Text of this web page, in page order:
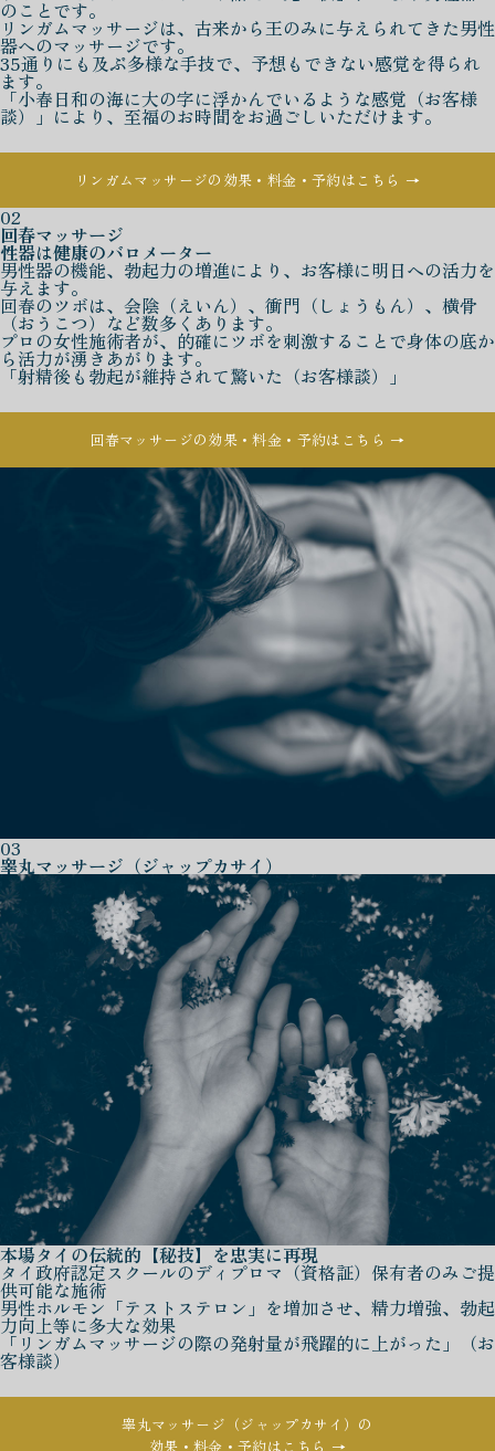
のことです。
リンガムマッサージは、古来から王のみに与えられてきた男性
器へのマッサージです。
35通りにも及ぶ多様な手技で、予想もできない感覚を得られ
ます。
「小春日和の海に大の字に浮かんでいるような感覚（お客様
談）」により、至福のお時間をお過ごしいただけます。
リンガムマッサージの効果・料金・予約はこちら →
02
回春マッサージ
性器は健康のバロメーター
男性器の機能、勃起力の増進により、お客様に明日への活力を
与えます。
回春のツボは、会陰（えいん）、衝門（しょうもん）、横骨
（おうこつ）など数多くあります。
プロの女性施術者が、的確にツボを刺激することで身体の底か
ら活力が湧きあがります。
「射精後も勃起が維持されて驚いた（お客様談）」
回春マッサージの効果・料金・予約はこちら →
03
睾丸マッサージ（ジャップカサイ）
本場タイの伝統的【秘技】を忠実に再現
タイ政府認定スクールのディプロマ（資格証）保有者のみご提
供可能な施術
男性ホルモン「テストステロン」を増加させ、精力増強、勃起
力向上等に多大な効果
「リンガムマッサージの際の発射量が飛躍的に上がった」（お
客様談）
睾丸マッサージ（ジャップカサイ）の
効果・料金・予約はこちら →